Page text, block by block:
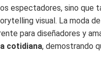
espectadores, sino que
visual. La moda
para diseñadores y
cotidiana, demostrando